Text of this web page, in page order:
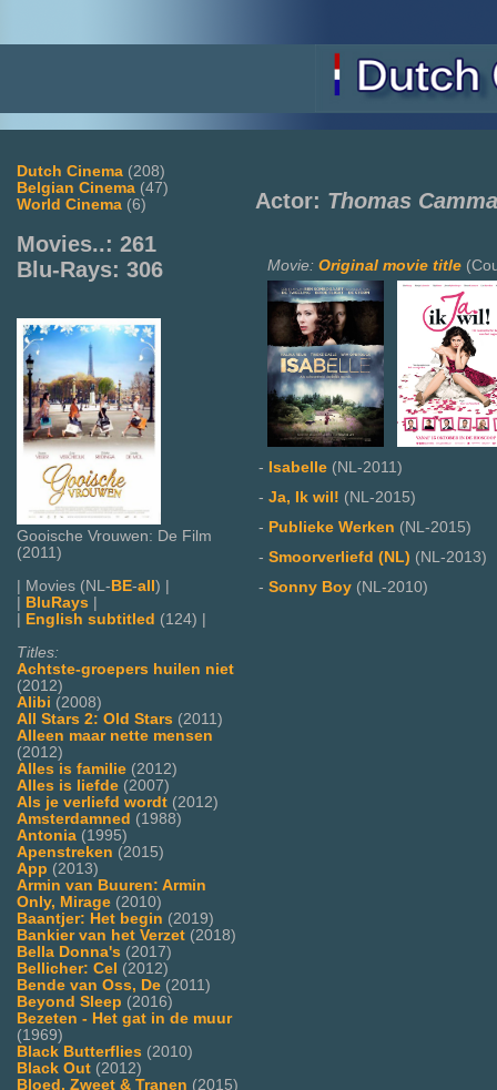
Dutch Cinema (208)
Belgian Cinema (47)
World Cinema (6)
Movies..: 261
Blu-Rays: 306
Gooische Vrouwen: De Film
(2011)
| Movies (NL- BE-all ) |
BluRays
English subtitled (124) |
Titles:
Achtste-groepers huilen niet
(2012)
Alibi (2008)
All Stars 2: Old Stars (2011)
Alleen maar nette mensen
(2012)
Alles is familie (2012)
Alles is liefde (2007)
Als je verliefd wordt (2012)
Amsterdamned (1988)
Antonia (1995)
Apenstreken (2015)
App (2013)
Armin van Buuren: Armin
Only, Mirage (2010)
Baantjer: Het begin (2019)
Bankier van het Verzet (2018)
Bella Donna's (2017)
Bellicher: Cel (2012)
Bende van Oss, De (2011)
Beyond Sleep (2016)
Bezeten - Het gat in de muur
(1969)
Black Butterflies (2010)
Black Out (2012)
Bloed, Zweet & Tranen (2015)
Actor: Thomas
Movie: Original movie title
- Isabelle (NL-2011)
- Ja, Ik wil! (NL-2015)
- Publieke Werken (NL-2015)
- Smoorverliefd (NL) (NL-2013)
- Sonny Boy (NL-2010)